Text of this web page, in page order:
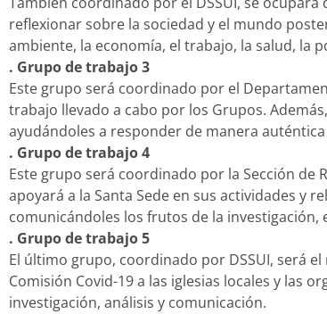
reflexionar sobre la sociedad y el mundo
ambiente, la economía, el trabajo, la salud, la
. Grupo de trabajo 3
Este grupo será coordinado por el
trabajo llevado a cabo por los Grupos.
ayudándoles a responder de manera
. Grupo de trabajo 4
Este grupo será coordinado por la Sección de
apoyará a la Santa Sede en sus actividades y
comunicándoles los frutos de la
. Grupo de trabajo 5
El último grupo, coordinado por DSSUI, será
Comisión Covid-19 a las iglesias locales y las
investigación, análisis y comunicación.